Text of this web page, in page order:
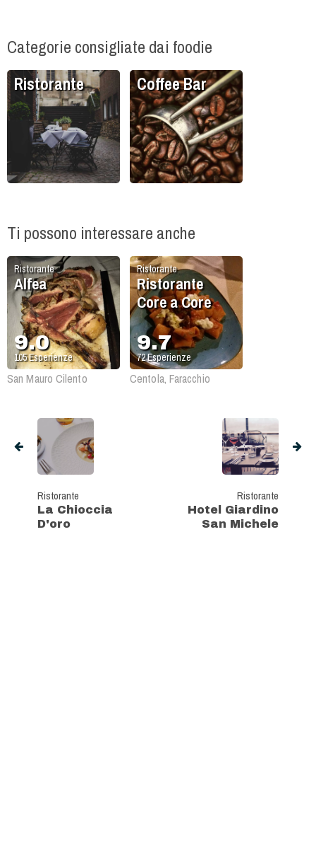
Categorie consigliate dai foodie
Ristorante Coffee Bar
Ti possono interessare anche
Ristorante
Alfea
9.0
105Esperienze
San Mauro Cilento
Ristorante
Ristorante
Core a Core
9.7
72Esperienze
Centola, Faracchio
Ristorante
La Chioccia
D'oro
Ristorante
Hotel Giardino
San Michele